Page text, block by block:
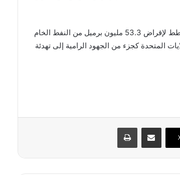
كما أعلنت إدارة ترامب أمس الاثنين عن خطط لإقراض 53.3 مليون برميل من النفط الخام
المتحدة كجزء من الجهود الرامية إلى تهدئة
مشاركة عبر البريد طباعة